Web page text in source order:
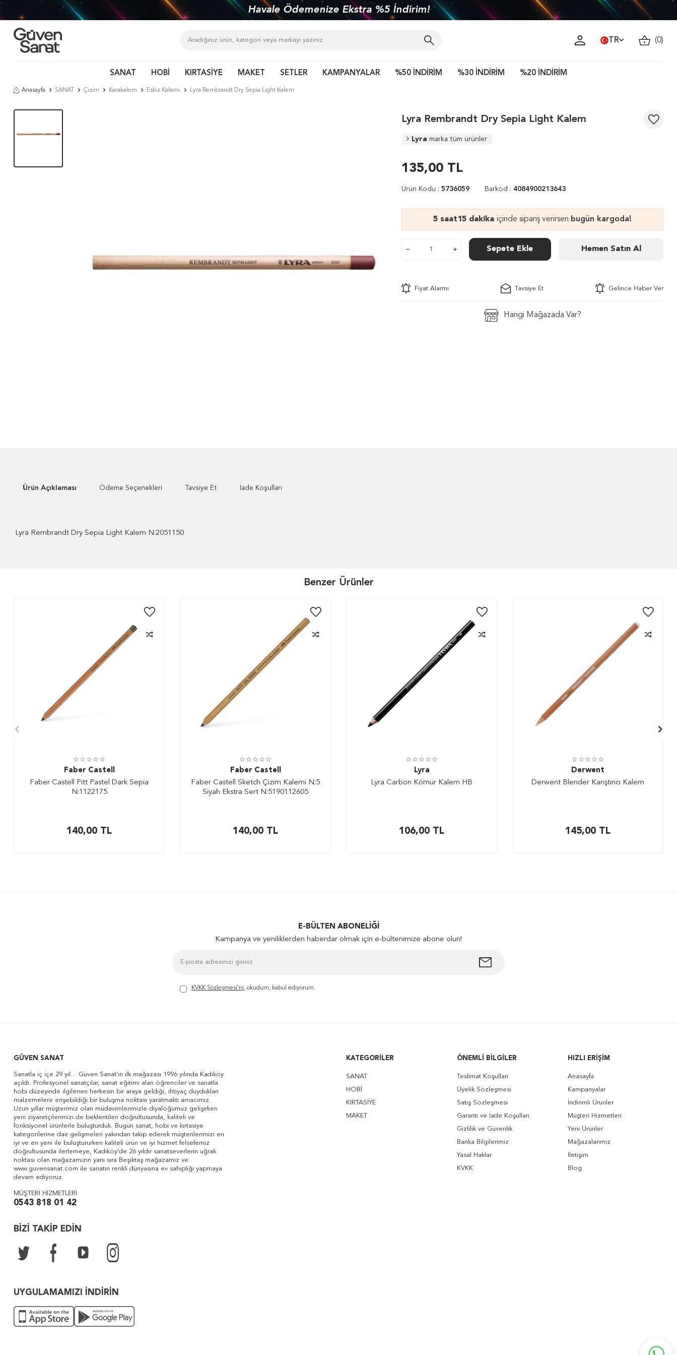
Havale Ödemenize Ekstra %5 İndirim!
TR (0)
SANAT HOBİ KIRTASİYE MAKET SETLER KAMPANYALAR %50 İNDİRİM %30 İNDİRİM %20 İNDİRİM
Anasayfa SANAT Çizim Karakalem Eskiz Kalemi Lyra Rembrandt Dry Sepia Light Kalem
Lyra Rembrandt Dry Sepia Light Kalem
Lyra marka tüm ürünler
135,00 TL
Ürün Kodu : 5736059 Barkod : 4084900213643
5 saat15 dakika içinde sipariş verirsen bugün kargoda!
Sepete Ekle Hemen Satın Al
Fiyat Alarmı Tavsiye Et Gelince Haber Ver
Hangi Mağazada Var?
Ürün Açıklaması Ödeme Seçenekleri Tavsiye Et İade Koşulları
Lyra Rembrandt Dry Sepia Light Kalem N:2051150
Benzer Ürünler
Faber Castell
Faber Castell Pitt Pastel Dark Sepia
N:1122175
140,00 TL
Faber Castell
Faber Castell Sketch Çizim Kalemi N:5
Siyah Ekstra Sert N:5190112605
140,00 TL
Lyra
Lyra Carbon Kömür Kalem HB
106,00 TL
Derwent
Derwent Blender Karıştırıcı Kalem
145,00 TL
E-BÜLTEN ABONELIĞI
Kampanya ve yeniliklerden haberdar olmak için e-bültenimize abone olun!
KVKK Sözleşmesi'ni, okudum, kabul ediyorum.
GÜVEN SANAT
Sanatla iç içe 29 yıl... Güven Sanat'ın ilk mağazası 1996 yılında Kadıköy
açıldı. Profesyonel sanatçılar, sanat eğitimi alan öğrenciler ve sanatla
hobi düzeyinde ilgilenen herkesin bir araya geldiği, ihtiyaç duydukları
malzemelere erişebildiği bir buluşma noktası yaratmaktı amacımız.
Uzun yıllar müşterimiz olan müdavimlerimizle diyaloğumuz gelişirken
yeni ziyaretçilerimizi de beklentileri doğrultusunda, kaliteli ve
fonksiyonel ürünlerle buluşturduk. Bugün sanat, hobi ve kırtasiye
kategorilerine dair gelişmeleri yakından takip ederek müşterilerimizi en
iyi ve en yeni ile buluştururken kaliteli ürün ve iyi hizmet felsefemiz
doğrultusunda ilerlemeye, Kadıköy'de 26 yıldır sanatseverlerin uğrak
noktası olan mağazamızın yanı sıra Beşiktaş mağazamız ve
www.guvensanat.com ile sanatın renkli dünyasına ev sahipliği yapmaya
devam ediyoruz.
MÜŞTERİ HİZMETLERİ
0543 818 01 42
BİZİ TAKİP EDİN
UYGULAMAMIZI İNDİRİN
KATEGORILER
SANAT
HOBİ
KIRTASİYE
MAKET
ÖNEMLI BILGILER
Teslimat Koşulları
Üyelik Sözleşmesi
Satış Sözleşmesi
Garanti ve İade Koşulları
Gizlilik ve Güvenlik
Banka Bilgilerimiz
Yasal Haklar
KVKK
HIZLI ERIŞIM
Anasayfa
Kampanyalar
İndirimli Ürünler
Müşteri Hizmetleri
Yeni Ürünler
Mağazalarımız
İletişim
Blog